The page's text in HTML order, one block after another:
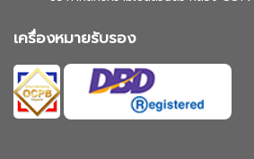
เครื่องหมายรับรอง